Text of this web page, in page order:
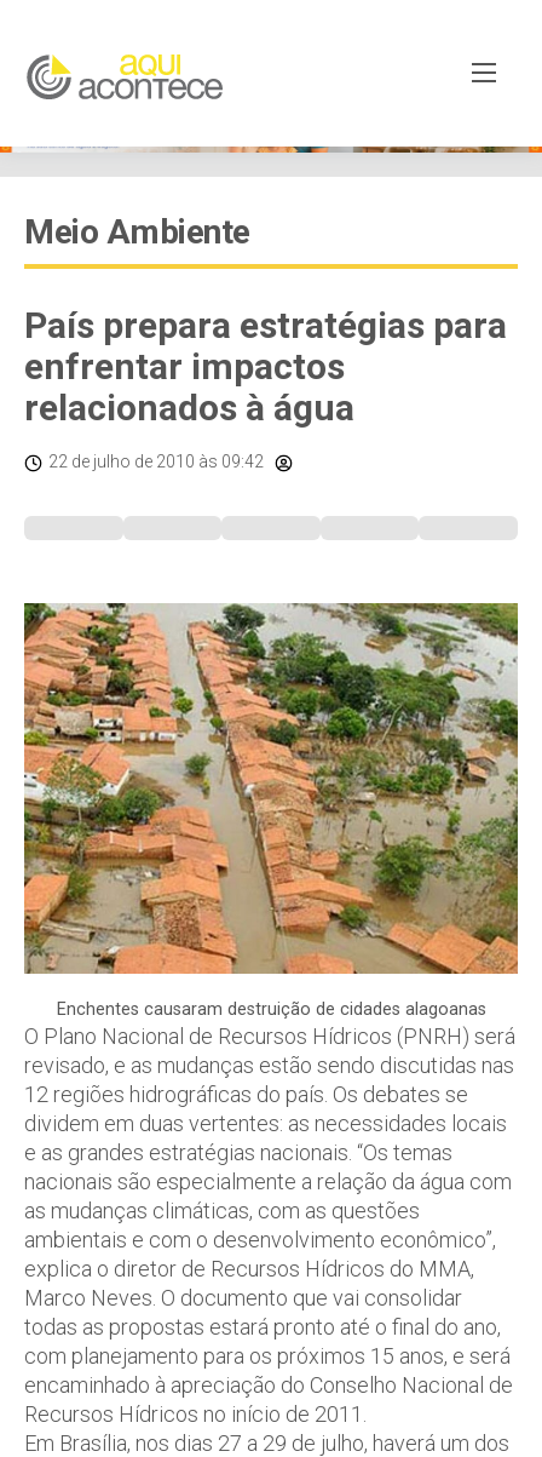
Meio Ambiente
País prepara estratégias para
enfrentar impactos
relacionados à água
22 de julho de 2010 às 09:42
Enchentes causaram destruição de cidades alagoanas
O Plano Nacional de Recursos Hídricos (PNRH) será
revisado, e as mudanças estão sendo discutidas nas
12 regiões hidrográficas do país. Os debates se
dividem em duas vertentes: as necessidades locais
e as grandes estratégias nacionais. “Os temas
nacionais são especialmente a relação da água com
as mudanças climáticas, com as questões
ambientais e com o desenvolvimento econômico”,
explica o diretor de Recursos Hídricos do MMA,
Marco Neves. O documento que vai consolidar
todas as propostas estará pronto até o final do ano,
com planejamento para os próximos 15 anos, e será
encaminhado à apreciação do Conselho Nacional de
Recursos Hídricos no início de 2011.
Em Brasília, nos dias 27 a 29 de julho, haverá um dos